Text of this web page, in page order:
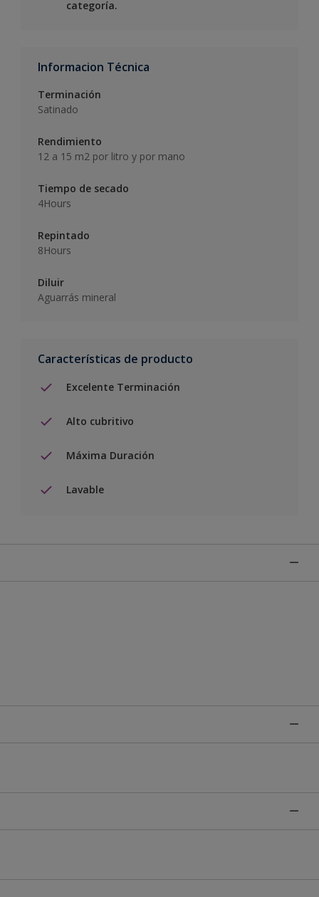
categoría.
Informacion Técnica
Terminación
Satinado
Rendimiento
12 a 15 m2 por litro y por mano
Tiempo de secado
4Hours
Repintado
8Hours
Diluir
Aguarrás mineral
Características de producto
Excelente Terminación
Alto cubritivo
Máxima Duración
Lavable